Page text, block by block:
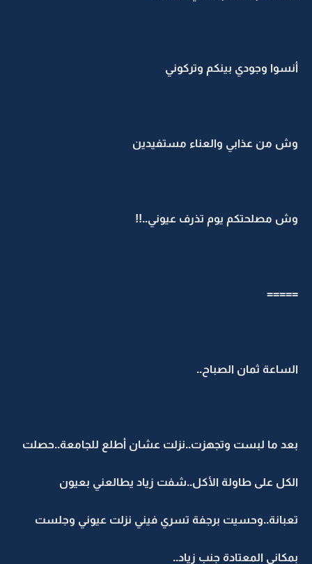
أنسوا وجودي بينكم وتركوني
وش من عذابي والعناء مستفيدين
وش مصلحتكم يوم تذرف عيوني..!!
=====
الساعة ثمان الصباح..
بعد ما لبست وتجهزت..نزلت عشان أطلع للجامعة..حصلت
الكل على طاولة الأكل..شفت زياد يطالعني بعيون
تعبانة..وحسيت برجفة تسري فيني نزلت عيوني وجلست
بمكاني المعتادة جنب زياد..